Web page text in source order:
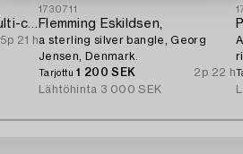
Bracelet 18K gold with multi-coloured sapphires and round brilliant-cut diamonds.
5p 21 h
1730711
Flemming Eskildsen,
a sterling silver bangle, Georg
Jensen, Denmark.
Tarjottu1 200 SEK
2p 22 h
Lähtöhinta 3 000 SEK